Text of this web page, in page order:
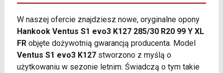
W naszej ofercie znajdziesz nowe, oryginalne opony
Hankook Ventus S1 evo3 K127 285/30 R20 99 Y XL
FRobjęte dożywotnią gwarancją producenta. Model
Ventus S1 evo3 K127stworzono z myślą o
użytkowaniu w sezonie letnim. Świadczą o tym takie